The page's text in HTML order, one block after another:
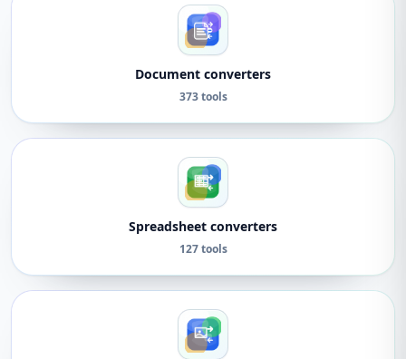
Document converters
373 tools
Spreadsheet converters
127 tools